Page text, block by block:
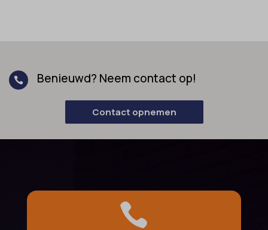
 Benieuwd? Neem contact op!
Contact opnemen
